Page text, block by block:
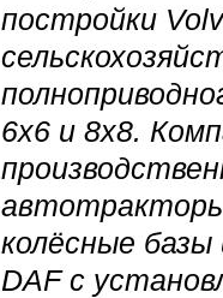
постройки
6х6 и 8х8.
автотракторы
колёсные
DAF с